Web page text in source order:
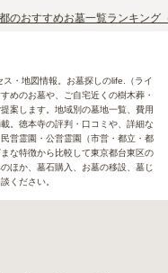
のおすすめお墓一覧ランキング
・地図情報。お墓探しのlife.（ライ
めのお墓や、ご自宅近くの樹木葬・
案します。地域別の墓地一覧、費用
。徳本寺の評判・口コミや、詳細な
営霊園・公営霊園（市営・都立・都
な特徴から比較して東京都台東区の
ほか、墓石購入、お墓の移設、墓じ
ください。